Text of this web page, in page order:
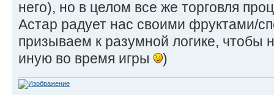
него), но в целом все же торговля
Астар радует нас своими фруктами/
призываем к разумной логике, чтобы
иную во время игры
)